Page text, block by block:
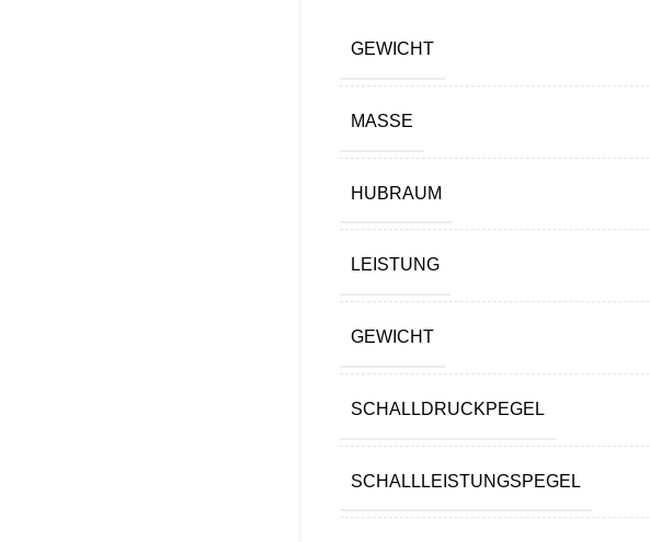
GEWICHT
MASSE
HUBRAUM
LEISTUNG
GEWICHT
SCHALLDRUCKPEGEL
SCHALLLEISTUNGSPEGEL